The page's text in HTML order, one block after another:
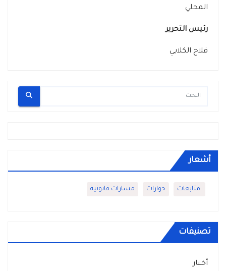
المحلي
رئيس التحرير
فلاح الكلابي
أشعار
.متابعات حوارات مسارات قانونية
تصنيفات
أخبار